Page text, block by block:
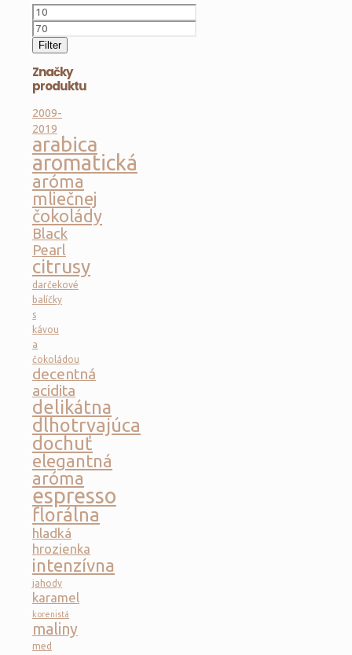
Minimálna
cena
Maximálna
cena
Filter
Značky
produktu
2009-
2019
arabica
aromatická
aróma
mliečnej
čokolády
Black
Pearl
citrusy
darčekové
balíčky
s
kávou
a
čokoládou
decentná
acidita
delikátna
dlhotrvajúca
dochuť
elegantná
aróma
espresso
florálna
hladká
hrozienka
intenzívna
jahody
karamel
korenistá
maliny
med